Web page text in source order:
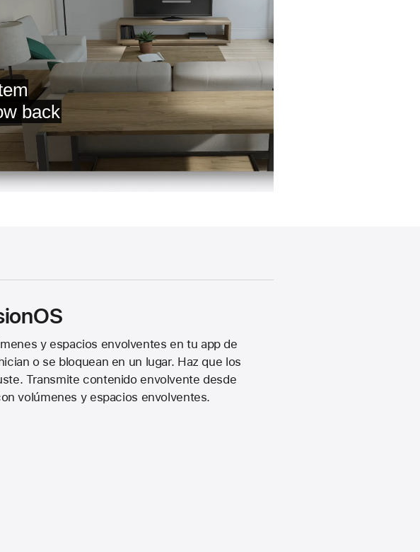
y espacios envolventes en tu app de
o se bloquean en un lugar. Haz que los
Transmite contenido envolvente desde
volúmenes y espacios envolventes.